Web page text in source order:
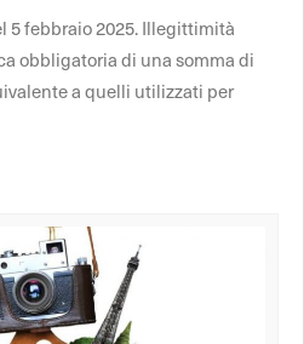
5 febbraio 2025. Illegittimità
obbligatoria di una somma di
a quelli utilizzati per